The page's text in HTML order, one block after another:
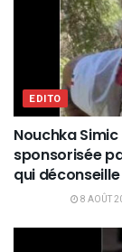
EDITO
Nouchka
sponsorisée
qui
8 AOÛT